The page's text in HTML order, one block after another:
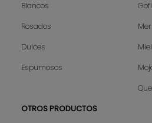
Blancos
Rosados
Dulces
Espumosos
Miel
OTROS PRODUCTOS